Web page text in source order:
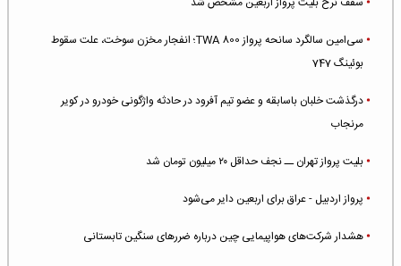
سی‌امین سالگرد سانحه پرواز TWA 800؛ انفجار مخزن سوخت، علت سقوط
بوئینگ 747
درگذشت خلبان باسابقه و عضو تیم آفرود در حادثه واژگونی خودرو در کویر
مرنجاب
بلیت پرواز تهران ــ نجف حداقل ۲۰ میلیون تومان شد
پرواز اردبیل - عراق برای اربعین دایر می‌شود
هشدار شرکت‌های هواپیمایی چین درباره ضررهای سنگین تابستانی